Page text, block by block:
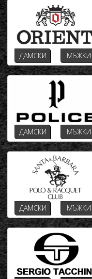
ДАМСКИ МЪЖКИ
ДАМСКИ МЪЖКИ
ДАМСКИ МЪЖКИ